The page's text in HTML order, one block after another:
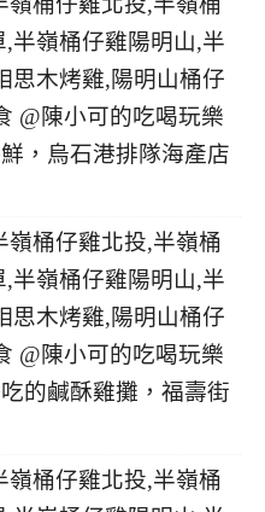
，烏石港排隊海產店
的鹹酥雞攤，福壽街